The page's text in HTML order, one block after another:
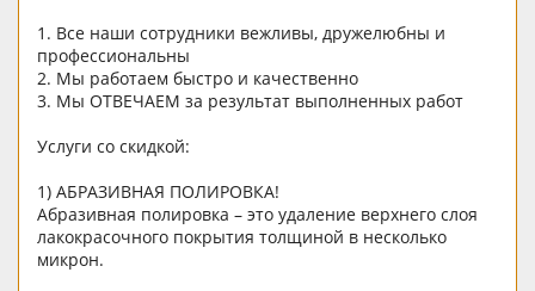
1. Все наши сотрудники вежливы, дружелюбны и
профессиональны
2. Мы работаем быстро и качественно
3. Мы ОТВЕЧАЕМ за результат выполненных работ
Услуги со скидкой:
1) АБРАЗИВНАЯ ПОЛИРОВКА!
Абразивная полировка – это удаление верхнего слоя
лакокрасочного покрытия толщиной в несколько
микрон.